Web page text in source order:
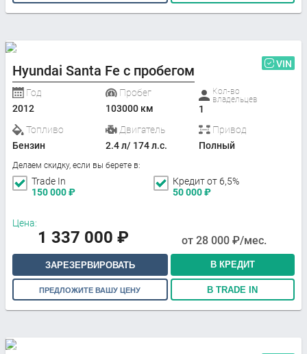
Hyundai Santa Fe с пробегом VIN
Год
2012
Пробег
103000 км
Кол-во
владельцев
1
Топливо
Бензин
Двигатель
2.4 л/ 174 л.с.
Привод
Полный
Делаем скидку, если вы берете в:
Trade In
150 000₽
Кредит от 6,5%
50 000₽
Цена:
1 337 000 ₽ от 28 000 ₽/мес.
ЗАРЕЗЕРВИРОВАТЬ В КРЕДИТ
ПРЕДЛОЖИТЕ ВАШУ ЦЕНУ В TRADE IN